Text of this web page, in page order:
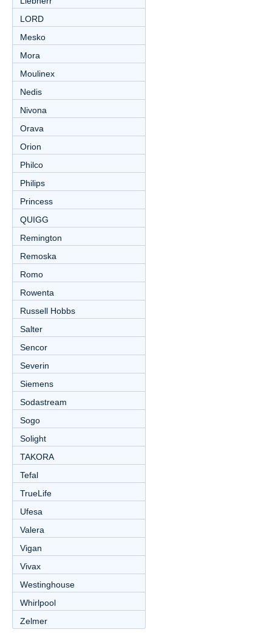
LORD
Mesko
Mora
Moulinex
Nedis
Nivona
Orava
Orion
Philco
Philips
Princess
QUIGG
Remington
Remoska
Romo
Rowenta
Russell Hobbs
Salter
Sencor
Severin
Siemens
Sodastream
Sogo
Solight
TAKORA
Tefal
TrueLife
Ufesa
Valera
Vigan
Vivax
Westinghouse
Whirlpool
Zelmer